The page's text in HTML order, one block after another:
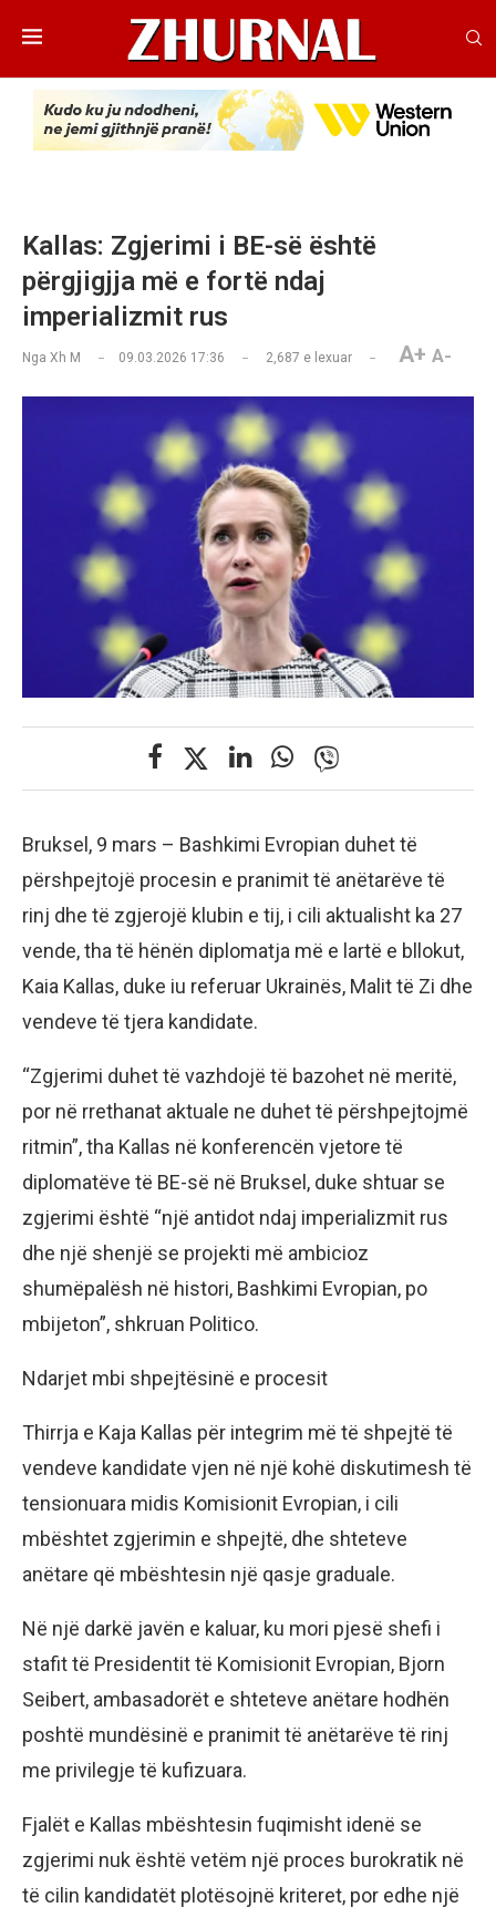
Kallas: Zgjerimi i BE-së është
përgjigjja më e fortë ndaj
imperializmit rus
Nga Xh M 09.03.2026 17:36 2,687 e lexuar A+ A-
Bruksel, 9 mars – Bashkimi Evropian duhet të
përshpejtojë procesin e pranimit të anëtarëve të
rinj dhe të zgjerojë klubin e tij, i cili aktualisht ka 27
vende, tha të hënën diplomatja më e lartë e bllokut,
Kaia Kallas, duke iu referuar Ukrainës, Malit të Zi dhe
vendeve të tjera kandidate.
“Zgjerimi duhet të vazhdojë të bazohet në meritë,
por në rrethanat aktuale ne duhet të përshpejtojmë
ritmin”, tha Kallas në konferencën vjetore të
diplomatëve të BE-së në Bruksel, duke shtuar se
zgjerimi është “një antidot ndaj imperializmit rus
dhe një shenjë se projekti më ambicioz
shumëpalësh në histori, Bashkimi Evropian, po
mbijeton”, shkruan Politico.
Ndarjet mbi shpejtësinë e procesit
Thirrja e Kaja Kallas për integrim më të shpejtë të
vendeve kandidate vjen në një kohë diskutimesh të
tensionuara midis Komisionit Evropian, i cili
mbështet zgjerimin e shpejtë, dhe shteteve
anëtare që mbështesin një qasje graduale.
Në një darkë javën e kaluar, ku mori pjesë shefi i
stafit të Presidentit të Komisionit Evropian, Bjorn
Seibert, ambasadorët e shteteve anëtare hodhën
poshtë mundësinë e pranimit të anëtarëve të rinj
me privilegje të kufizuara.
Fjalët e Kallas mbështesin fuqimisht idenë se
zgjerimi nuk është vetëm një proces burokratik në
të cilin kandidatët plotësojnë kriteret, por edhe një